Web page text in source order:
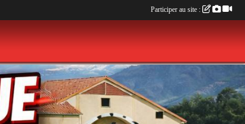
Participer au site :